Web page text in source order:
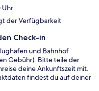
Uhr
der Verfügbarkeit
Check-in
und Bahnhof
Gebühr). Bitte teile der
deine Ankunftszeit mit.
findest du auf deiner